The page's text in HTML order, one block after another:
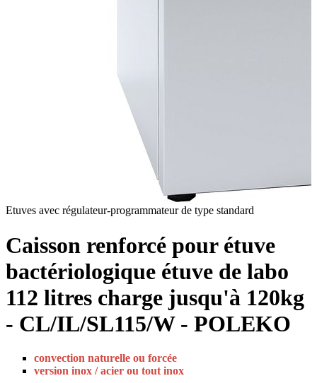
Etuves avec régulateur-programmateur de type standard
Caisson renforcé pour étuve
bactériologique étuve de labo
112 litres charge jusqu'à 120kg
- CL/IL/SL115/W - POLEKO
convection naturelle ou forcée
version inox / acier ou tout inox